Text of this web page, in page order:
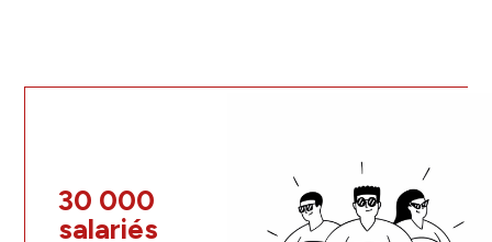
30 000
salariés